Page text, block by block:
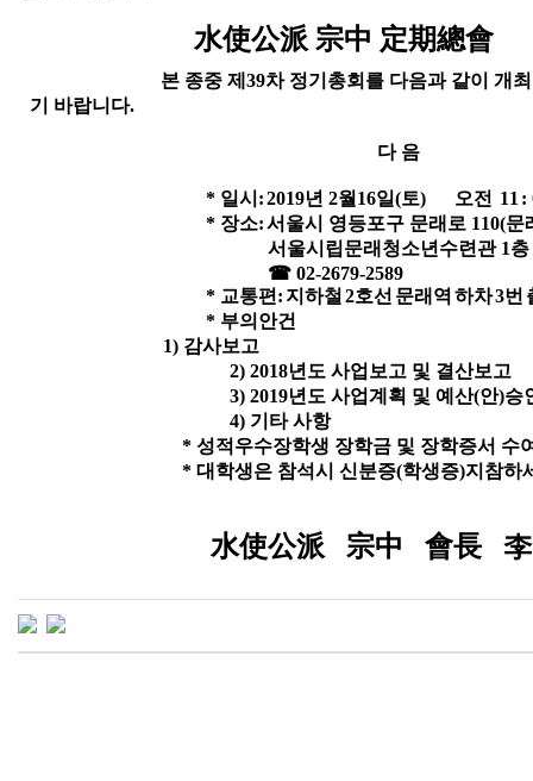
水使公派 宗中 定期總會
본 종중 제 39차 정기총회를 다음과 같이
기 바랍니다.
다 음
* 일시 :2019년 2월16일(토) 오전 11 :
* 장소:서울시 영등포구 문래로 110(문
서울시립문래청소년수련관 1
☎ 02-2679-2589
* 교통편 : 지하철 2호선 문래역 하차3번
* 부의안건
1) 감사보고
2) 2018년도 사업보고 및 결산보고
3) 2019년도 사업계획 및 예산(안)승
4) 기타 사항
* 성적우수장학생 장학금 및 장학증서 수
* 대학생은 참석시 신분증(학생증)지참하
水使公派 宗中 會長